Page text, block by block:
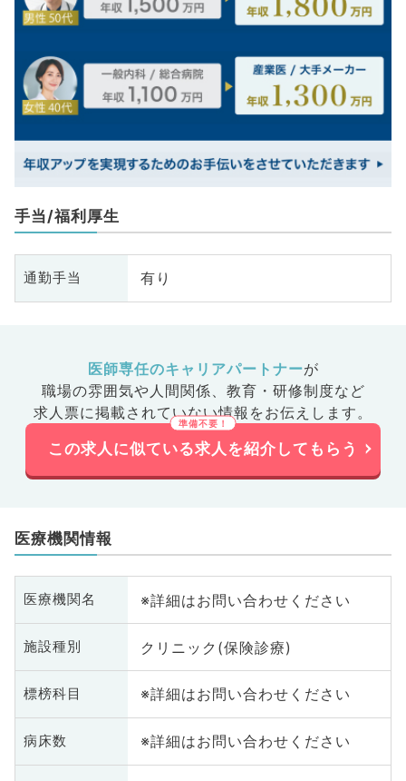
手当/福利厚生
通勤手当 有り
医師専任のキャリアパートナーが
職場の雰囲気や人間関係、 教育・研修制度など
求人票に掲載されていない情報をお伝えします。
この求人に似ている求人を紹介してもらう
医療機関情報
医療機関名 ※詳細はお問い合わせください
施設種別 クリニック(保険診療)
標榜科目 ※詳細はお問い合わせください
病床数 ※詳細はお問い合わせください